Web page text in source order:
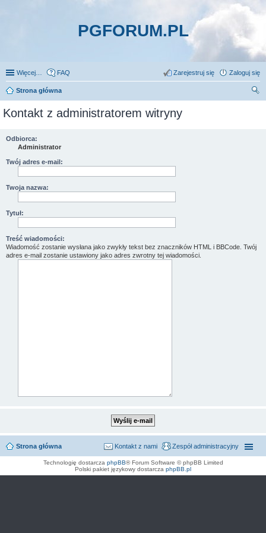
PGFORUM.PL
Więcej… FAQ Zaloguj się
Zarejestruj się
Strona główna
Kontakt z administratorem witryny
Odbiorca:
Administrator
Twój adres e-mail:
Twoja nazwa:
Tytuł:
Treść wiadomości:
Wiadomość zostanie wysłana jako zwykły tekst bez znaczników HTML i BBCode. Twój
adres e-mail zostanie ustawiony jako adres zwrotny tej wiadomości.
Strona główna Zespół administracyjny
Kontakt z nami
Technologię dostarcza phpBB® Forum Software © phpBB Limited
Polski pakiet językowy dostarcza phpBB.pl